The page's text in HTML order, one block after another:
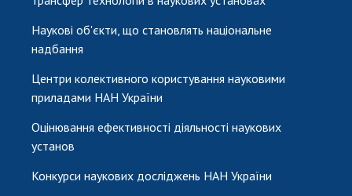
Наукові об'єкти, що становлять національне
надбання
Центри колективного користування науковими
приладами НАН України
Оцінювання ефективності діяльності наукових
установ
Конкурси наукових досліджень НАН України